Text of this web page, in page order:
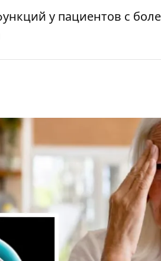
у пациентов с